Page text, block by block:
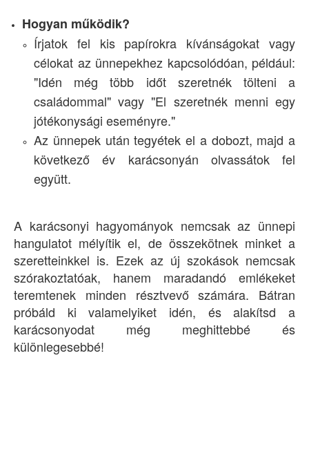
Hogyan működik?
Írjatok fel kis papírokra kívánságokat vagy
célokat az ünnepekhez kapcsolódóan, például:
"Idén még több időt szeretnék tölteni a
családommal" vagy "El szeretnék menni egy
jótékonysági eseményre."
Az ünnepek után tegyétek el a dobozt, majd a
következő év karácsonyán olvassátok fel
együtt.
A karácsonyi hagyományok nemcsak az ünnepi
hangulatot mélyítik el, de összekötnek minket a
szeretteinkkel is. Ezek az új szokások nemcsak
szórakoztatóak, hanem maradandó emlékeket
teremtenek minden résztvevő számára. Bátran
próbáld ki valamelyiket idén, és alakítsd a
karácsonyodat még meghittebbé és
különlegesebbé!